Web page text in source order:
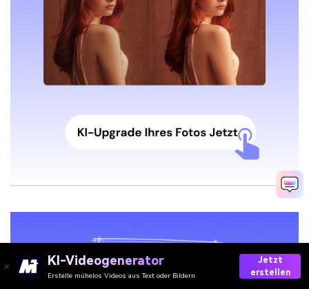
KI-Videogenerator
Erstelle mühelos Videos aus Text oder Bildern
Jetzt
erstellen